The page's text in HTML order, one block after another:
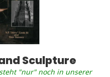
Sculpture
"nur" noch in unserer